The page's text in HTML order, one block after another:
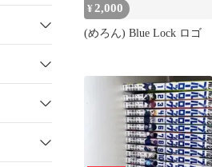
¥ 2,000
(めろん) Blue Lock ロゴ